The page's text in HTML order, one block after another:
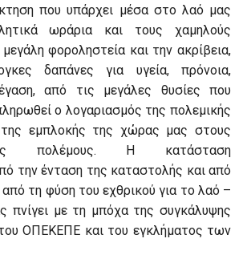
που υπάρχει μέσα στο λαό μας
ωράρια και τους χαμηλούς
φοροληστεία και την ακρίβεια,
δαπάνες για υγεία, πρόνοια,
από τις μεγάλες θυσίες που
ο λογαριασμός της πολεμικής
της εμπλοκής της χώρας μας στους
πολέμους. Η κατάσταση
την ένταση της καταστολής και από
τη φύση του εχθρικού για το λαό –
πνίγει με τη μπόχα της συγκάλυψης
ΟΠΕΚΕΠΕ και του εγκλήματος των